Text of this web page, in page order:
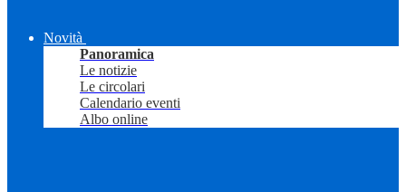
Novità
Panoramica
Le notizie
Le circolari
Calendario eventi
Albo online